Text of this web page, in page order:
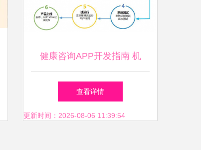
健康咨询APP开发指南 机
遇、功能与未来趋势
查看详情
更新时间：2026-08-06 11:39:54